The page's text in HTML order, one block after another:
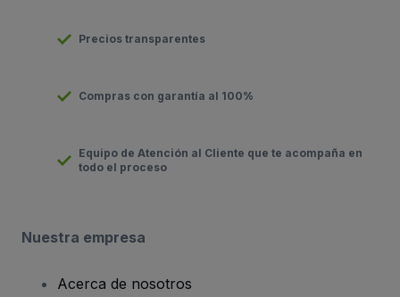
Precios transparentes
Compras con garantía al 100%
Equipo de Atención al Cliente que te acompaña en
todo el proceso
Nuestra empresa
Acerca de nosotros